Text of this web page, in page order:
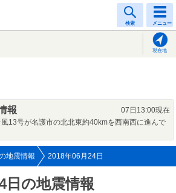
検索 メニュー
現在地
報
07日13:00現在
13号が名護市の北北東約40kmを西南西に進んで
地震情報 2018年06月24日
日の地震情報